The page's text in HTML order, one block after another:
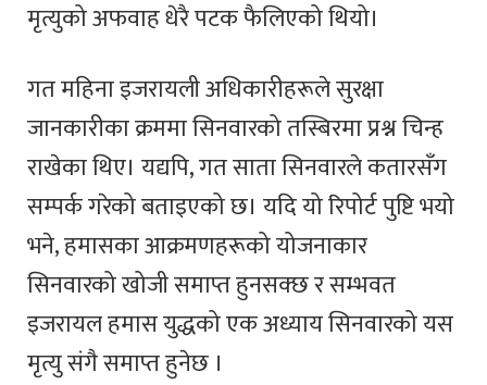
मृत्युको अफवाह धेरै पटक फैलिएको थियो।
गत महिना इजरायली अधिकारीहरूले सुरक्षा
जानकारीका क्रममा सिनवारको तस्बिरमा प्रश्न चिन्ह
राखेका थिए। यद्यपि, गत साता सिनवारले कतारसँग
सम्पर्क गरेको बताइएको छ। यदि यो रिपोर्ट पुष्टि भयो
भने, हमासका आक्रमणहरूको योजनाकार
सिनवारको खोजी समाप्त हुनसक्छ र सम्भवत
इजरायल हमास युद्धको एक अध्याय सिनवारको यस
मृत्यु संगै समाप्त हुनेछ ।